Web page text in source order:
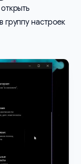
группу настроек